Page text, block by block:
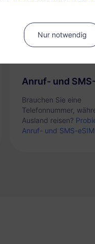
Anruf- und
Brauchen Sie eine
Telefonnummer,
Ausland reisen?
Anruf- und SMS-
Nur notwendig